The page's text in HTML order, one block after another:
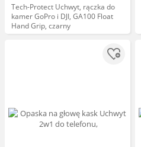
Tech-Protect Uchwyt, rączka do
kamer GoPro i DJI, GA100 Float
Hand Grip, czarny